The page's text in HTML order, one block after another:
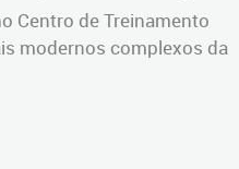
Centro de Treinamento
modernos complexos da